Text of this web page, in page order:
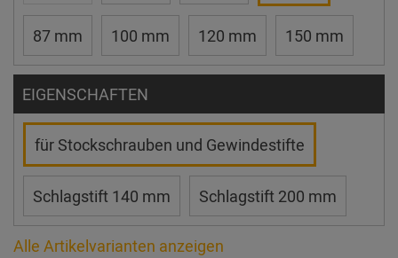
87 mm 100 mm 120 mm 150 mm
EIGENSCHAFTEN
für Stockschrauben und Gewindestifte
Schlagstift 140 mm Schlagstift 200 mm
Alle Artikelvarianten anzeigen